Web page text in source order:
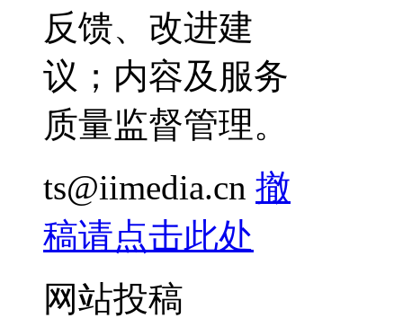
反馈、改进建
议；内容及服务
质量监督管理。
ts@iimedia.cn 撤
稿请点击此处
网站投稿